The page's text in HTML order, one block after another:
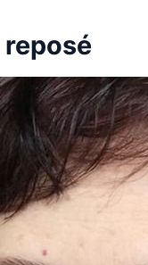
reposé